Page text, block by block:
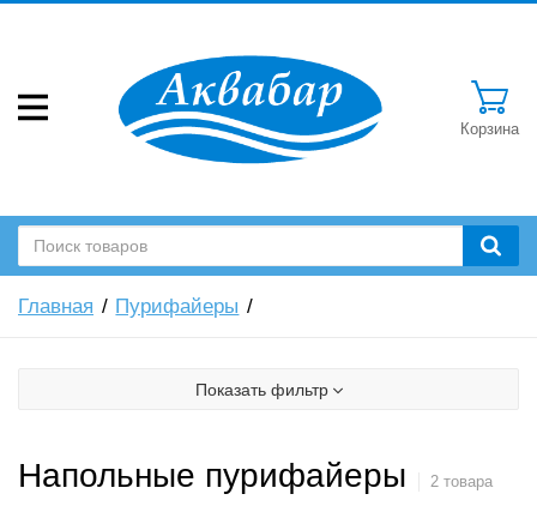
Корзина
Главная Пурифайеры
Показать фильтр
Напольные пурифайеры 2 товара